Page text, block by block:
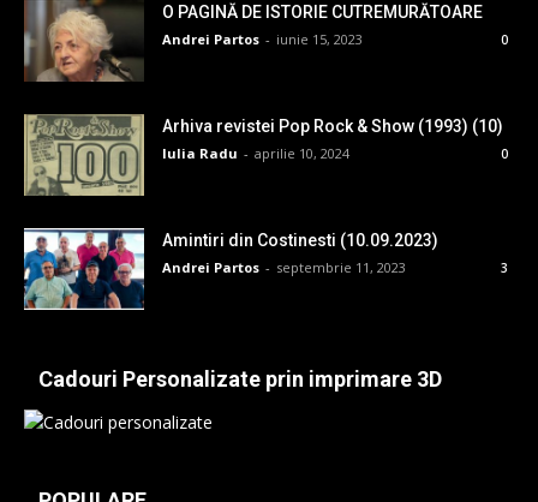
O PAGINĂ DE ISTORIE CUTREMURĂTOARE
Andrei Partos - iunie 15, 2023 0
Arhiva revistei Pop Rock & Show (1993) (10)
Iulia Radu - aprilie 10, 2024 0
Amintiri din Costinesti (10.09.2023)
Andrei Partos - septembrie 11, 2023 3
Cadouri Personalizate prin imprimare 3D